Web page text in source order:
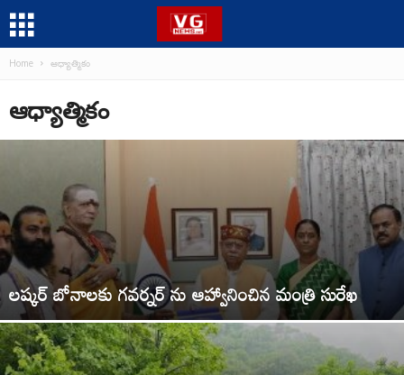
Home ఆధ్యాత్మికం
ఆధ్యాత్మికం
లష్కర్ బోనాలకు గవర్నర్ ను ఆహ్వానించిన మంత్రి సురేఖ